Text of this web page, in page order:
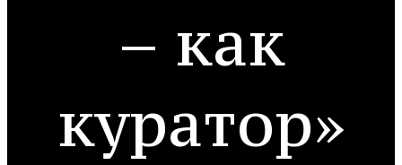
– как
куратор»